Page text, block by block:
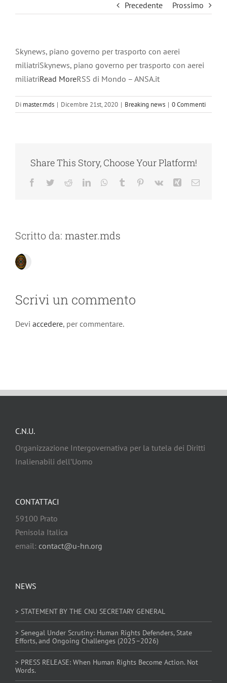
Precedente Prossimo
Skynews, piano governo per trasporto con aerei
miliatriSkynews, piano governo per trasporto con aerei
miliatriRead MoreRSS di Mondo – ANSA.it
Di master.mds | Dicembre 21st, 2020 | Breaking news | 0 Commenti
Share This Story, Choose Your Platform!
Facebook
TwitterRedditLinkedInWhatsApp
Tumblr Pinterest
Vk Xing Email
Scritto da: master.mds
Scrivi un commento
Devi accedere, per commentare.
C.N.U.
Organizzazione Intergovernativa per la tutela dei Diritti
Inalienabili dell’Uomo
NEWS
> STATEMENT BY THE CNU SECRETARY GENERAL
> Senegal Under Scrutiny: Human Rights Defenders, State
Efforts, and Ongoing Challenges (2025–2026)
> PRESS RELEASE: When Human Rights Become Action. Not
Words.
CONTATTACI
59100 Prato
Penisola Italica
email: contact@u-hn.org